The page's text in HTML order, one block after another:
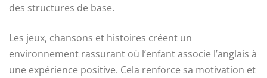
des structures de base.
Les jeux, chansons et histoires créent un
environnement rassurant où l’enfant associe l’anglais à
une expérience positive. Cela renforce sa motivation et